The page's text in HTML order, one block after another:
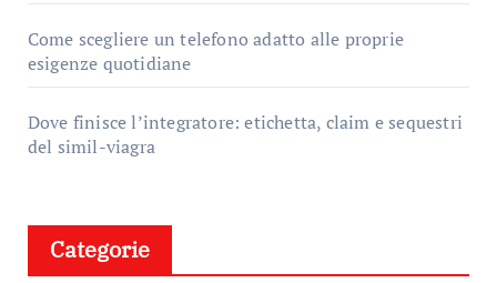
Come scegliere un telefono adatto alle proprie
esigenze quotidiane
Dove finisce l’integratore: etichetta, claim e sequestri
del simil-viagra
Categorie